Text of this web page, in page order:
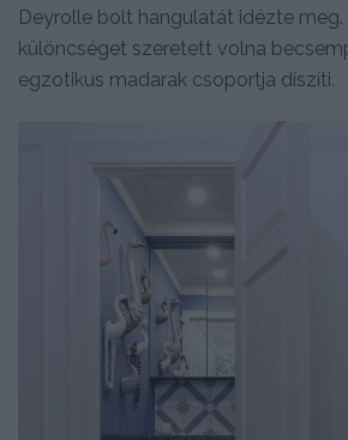
Deyrolle bolt hangulatát idézte meg.
különcséget szeretett volna
egzotikus madarak csoportja díszíti.